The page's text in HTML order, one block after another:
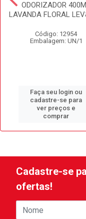
ODORIZADOR
LAVANDA FLORAL
Código: 12954
Embalagem: UN/1
Faça seu login ou
cadastre-se para
ver preços e
comprar
Cadastre-se
ofertas!